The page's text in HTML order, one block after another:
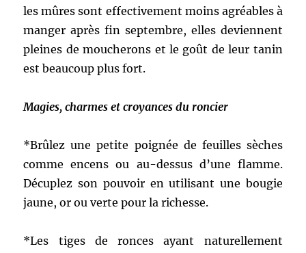
les mûres sont effectivement moins agréables à
manger après fin septembre, elles deviennent
pleines de moucherons et le goût de leur tanin
est beaucoup plus fort.
Magies, charmes et croyances du roncier
*Brûlez une petite poignée de feuilles sèches
comme encens ou au-dessus d’une flamme.
Décuplez son pouvoir en utilisant une bougie
jaune, or ou verte pour la richesse.
*Les tiges de ronces ayant naturellement